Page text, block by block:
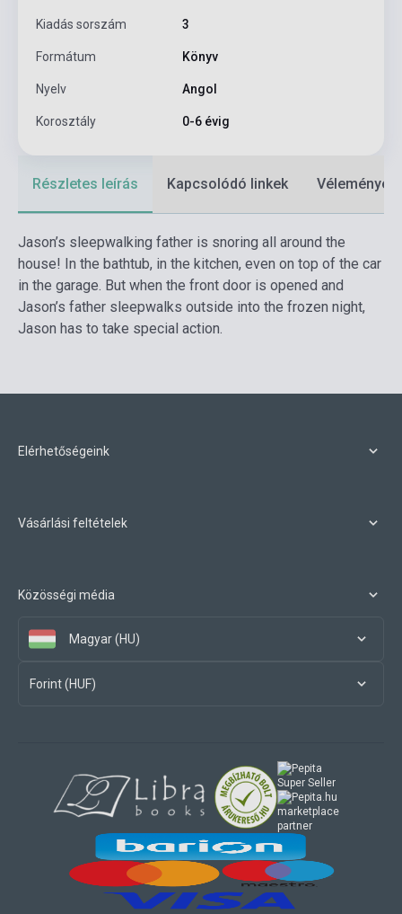
Kiadás sorszám 3
Formátum Könyv
Nyelv Angol
Korosztály 0-6 évig
Részletes leírás Kapcsolódó linkek Vélemények
Jason’s sleepwalking father is snoring all around the
house! In the bathtub, in the kitchen, even on top of the car
in the garage. But when the front door is opened and
Jason’s father sleepwalks outside into the frozen night,
Jason has to take special action.
Elérhetőségeink
Vásárlási feltételek
Közösségi média
Magyar (HU)
Forint (HUF)
marketplace
partner